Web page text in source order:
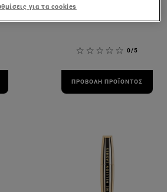
0/5
ΠΡΟΒΟΛΉ ΠΡΟΪΌΝΤΟΣ
για τα cookies